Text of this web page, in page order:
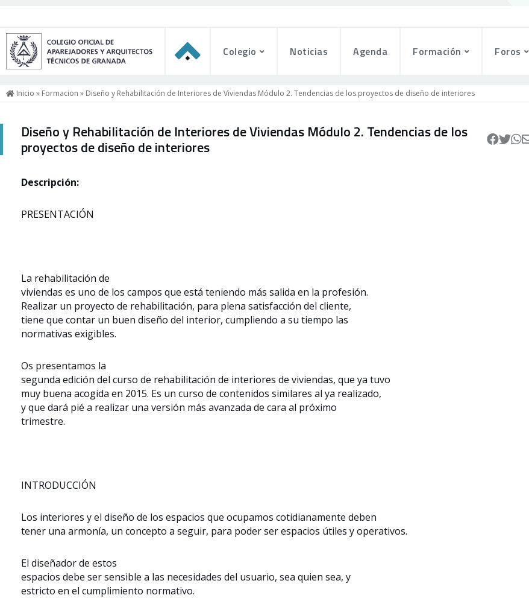
Colegio Noticias Agenda Formación Foros
Inicio » Formacion » Diseño y Rehabilitación de Interiores de Viviendas Módulo 2. Tendencias de los proyectos de diseño de interiores
Diseño y Rehabilitación de Interiores de Viviendas Módulo 2. Tendencias de los
proyectos de diseño de interiores
Descripción:
PRESENTACIÓN
La rehabilitación de
viviendas es uno de los campos que está teniendo más salida en la profesión.
Realizar un proyecto de rehabilitación, para plena satisfacción del cliente,
tiene que contar un buen diseño del interior, cumpliendo a su tiempo las
normativas exigibles.
Os presentamos la
segunda edición del curso de rehabilitación de interiores de viviendas, que ya tuvo
muy buena acogida en 2015. Es un curso de contenidos similares al ya realizado,
y que dará pié a realizar una versión más avanzada de cara al próximo
trimestre.
INTRODUCCIÓN
Los interiores y el diseño de los espacios que ocupamos cotidianamente deben
tener una armonía, un concepto a seguir, para poder ser espacios útiles y operativos.
El diseñador de estos
espacios debe ser sensible a las necesidades del usuario, sea quien sea, y
estricto en el cumplimiento normativo.